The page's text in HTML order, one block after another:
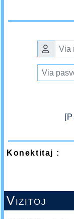
Konektitaj :
Vizitoj